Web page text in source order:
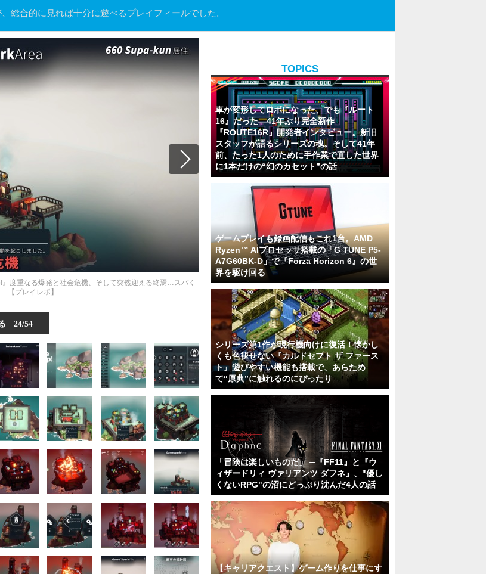
総合的に見れば十分に遊べるプレイフィールでした。
度重なる爆発と社会危機、そして突然迎える終焉…スパく
【プレイレポ】
24/54
TOPICS
車が変形してロボになった、でも『ルート
16』だった―41年ぶり完全新作
『ROUTE16R』開発者インタビュー。新旧
スタッフが語るシリーズの魂。そして41年
前、たった1人のために手作業で直した世界
に1本だけの“幻のカセット”の話
ゲームプレイも録画配信もこれ1台。AMD
Ryzen™ AIプロセッサ搭載の「G TUNE P5-
A7G60BK-D」で『Forza Horizon 6』の世
界を駆け回る
シリーズ第1作が現行機向けに復活！懐かし
くも色褪せない『カルドセプト ザ ファース
ト』遊びやすい機能も搭載で、あらため
て“原典”に触れるのにぴったり
「冒険は楽しいものだ」 ─『FF11』と『ウ
ィザードリィ ヴァリアンツ ダフネ』、"優し
くないRPG"の沼にどっぷり沈んだ4人の話
【キャリアクエスト】ゲーム作りを仕事にす